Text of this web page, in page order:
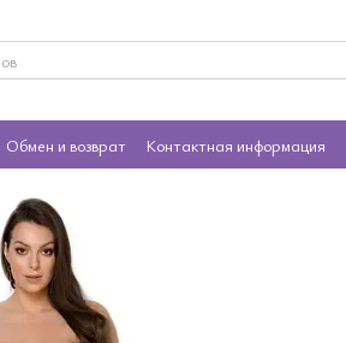
Обмен и возврат Контактная информация